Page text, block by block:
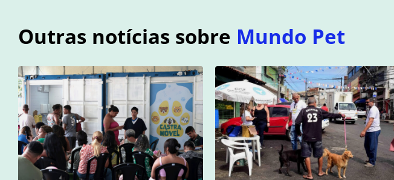
Outras notícias sobre Mundo Pet